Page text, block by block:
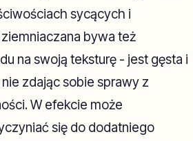
sycących i
bywa też
na swoją teksturę - jest gęsta i
zdając sobie sprawy z
W efekcie może
się do dodatniego